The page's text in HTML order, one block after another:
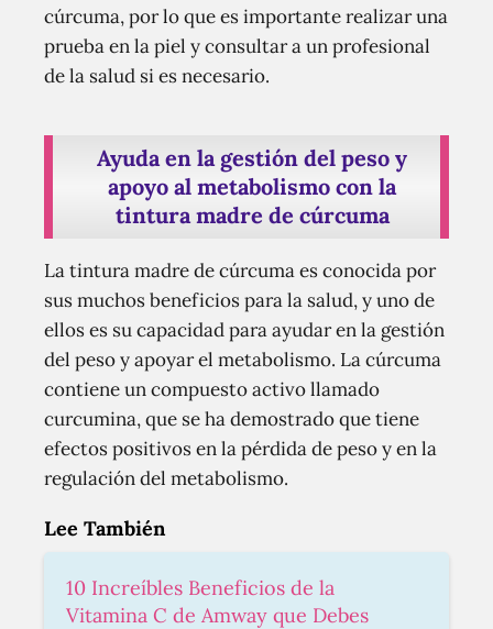
cúrcuma, por lo que es importante realizar una
prueba en la piel y consultar a un profesional
de la salud si es necesario.
Ayuda en la gestión del peso y
apoyo al metabolismo con la
tintura madre de cúrcuma
La tintura madre de cúrcuma es conocida por
sus muchos beneficios para la salud, y uno de
ellos es su capacidad para ayudar en la gestión
del peso y apoyar el metabolismo. La cúrcuma
contiene un compuesto activo llamado
curcumina, que se ha demostrado que tiene
efectos positivos en la pérdida de peso y en la
regulación del metabolismo.
Lee También
10 Increíbles Beneficios de la
Vitamina C de Amway que Debes